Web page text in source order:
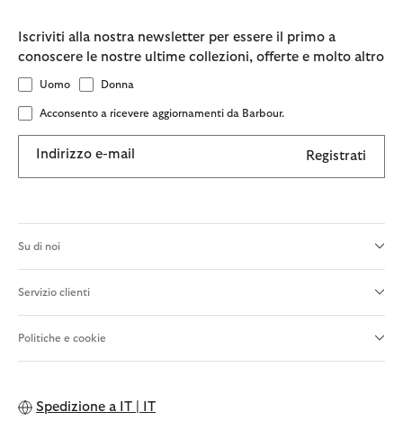
Iscriviti alla nostra newsletter per essere il primo a
conoscere le nostre ultime collezioni, offerte e molto altro
Uomo Donna
Acconsento a ricevere aggiornamenti da Barbour.
Indirizzo e-mail Registrati
Su di noi
Servizio clienti
Politiche e cookie
Spedizione a IT | IT